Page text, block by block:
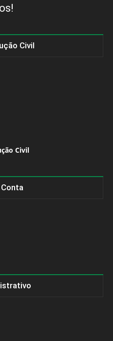
Civil
Civil